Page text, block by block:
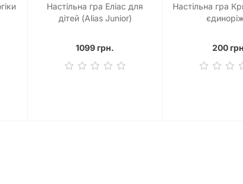
Настільна гра Еліас для
дітей (Alias Junior)
1099 грн.
Настільна гра
200